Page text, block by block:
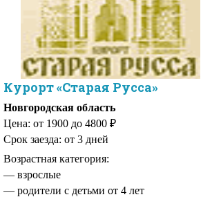
Курорт «Старая Русса»
Новгородская область
Цена: от 1900 до 4800 ₽
Срок заезда: от 3 дней
Возрастная категория:
— родители с детьми от 4 лет